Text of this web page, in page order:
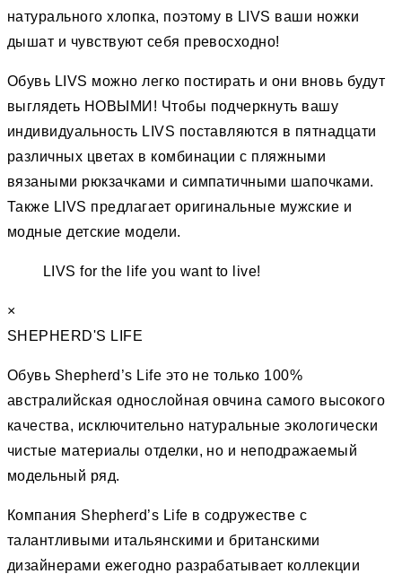
натурального хлопка, поэтому в LIVS ваши ножки
дышат и чувствуют себя превосходно!
Обувь LIVS можно легко постирать и они вновь будут
выглядеть НОВЫМИ! Чтобы подчеркнуть вашу
индивидуальность LIVS поставляются в пятнадцати
различных цветах в комбинации с пляжными
вязаными рюкзачками и симпатичными шапочками.
Также LIVS предлагает оригинальные мужские и
модные детские модели.
LIVS for the life you want to live!
×
SHEPHERD'S LIFE
Обувь Shepherd’s Life это не только 100%
австралийская однослойная овчина самого высокого
качества, исключительно натуральные экологически
чистые материалы отделки, но и неподражаемый
модельный ряд.
Компания Shepherd’s Life в содружестве с
талантливыми итальянскими и британскими
дизайнерами ежегодно разрабатывает коллекции